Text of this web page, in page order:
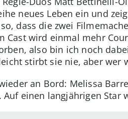
neues Leben ein und
dass die zwei
Cast wird einmal mehr
also bin ich noch
stirbt sie nie, aber wer
an Bord: Melissa
Auf einen langjährigen Star